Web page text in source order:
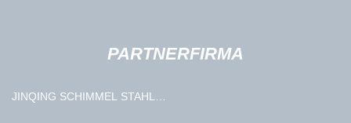
PARTNERFIRMA
JINQING SCHIMMEL STAHL